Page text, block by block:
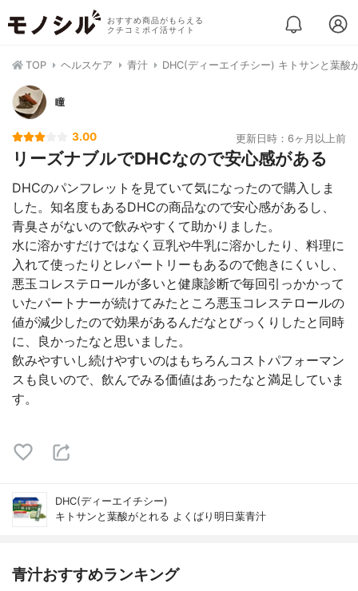
おすすめ商品がもらえる
クチコミポイ活サイト
TOP ヘルスケア 青汁 DHC(ディーエイチシー) キトサンと葉酸
瞳
3.00 更新日時：6ヶ月以上前
リーズナブルでDHCなので安心感がある
DHCのパンフレットを見ていて気になったので購入しま
した。知名度もあるDHCの商品なので安心感があるし、
青臭さがないので飲みやすくて助かりました。
水に溶かすだけではなく豆乳や牛乳に溶かしたり、料理に
入れて使ったりとレパートリーもあるので飽きにくいし、
悪玉コレステロールが多いと健康診断で毎回引っかかって
いたパートナーが続けてみたところ悪玉コレステロールの
値が減少したので効果があるんだなとびっくりしたと同時
に、良かったなと思いました。
飲みやすいし続けやすいのはもちろんコストパフォーマン
スも良いので、飲んでみる価値はあったなと満足していま
す。
DHC(ディーエイチシー)
キトサンと葉酸がとれる よくばり明日葉青汁
青汁おすすめランキング